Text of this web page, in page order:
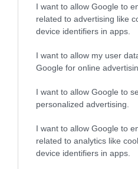
I want to allow Google to
related to advertising like
device identifiers in apps.
I want to allow my user
Google for online
I want to allow Google to
personalized advertising.
I want to allow Google to
related to analytics like
device identifiers in apps.